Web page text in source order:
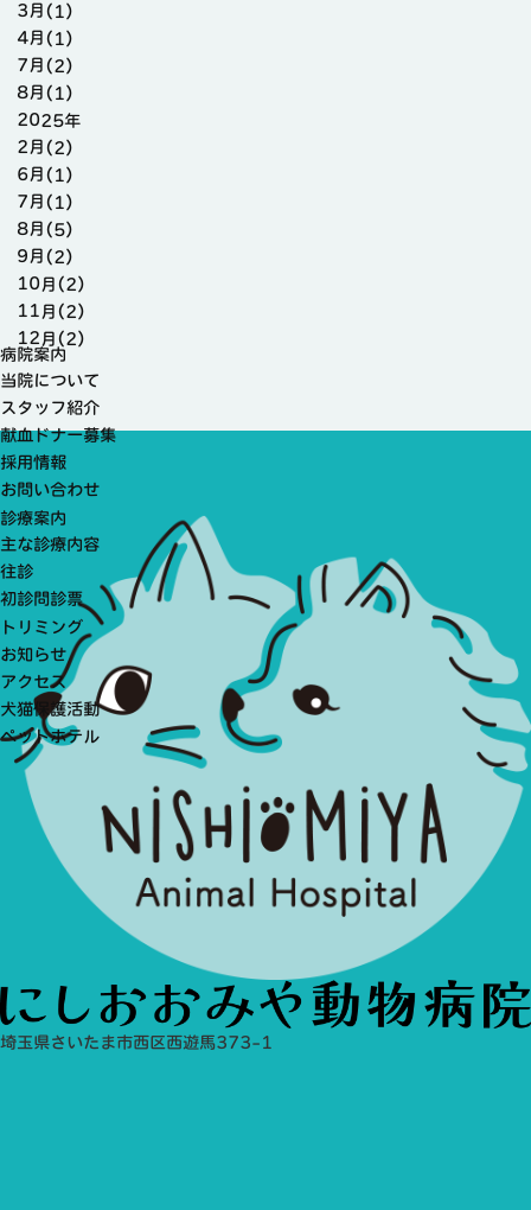
病院案内
当院について
スタッフ紹介
献血ドナー募集
採用情報
お問い合わせ
診療案内
主な診療内容
往診
初診問診票
トリミング
お知らせ
アクセス
犬猫保護活動
ペットホテル
3月(1)
4月(1)
7月(2)
8月(1)
2025年
2月(2)
6月(1)
7月(1)
8月(5)
9月(2)
10月(2)
11月(2)
12月(2)
埼玉県さいたま市西区西遊馬373-1